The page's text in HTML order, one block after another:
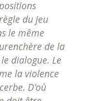
du jeu
le même
de la
dialogue. Le
la violence
D’où